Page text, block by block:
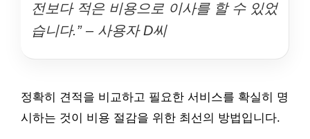
전보다 적은 비용으로 이사를 할 수 있었
습니다.” – 사용자 D씨
정확히 견적을 비교하고 필요한 서비스를 확실히 명
시하는 것이 비용 절감을 위한 최선의 방법입니다.